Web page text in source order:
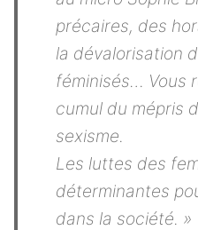
précaires, des
la dévalorisation
féminisés… Vous
cumul du mépris
sexisme.
Les luttes des
déterminantes
dans la société. »